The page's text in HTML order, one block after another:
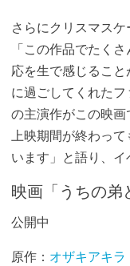
さらにクリスマス
「この作品でたく
応を生で感じるこ
に過ごしてくれた
の主演作がこの映画
上映期間が終わっ
います」と語り、イ
映画「うちの弟
公開中
原作： オザキアキラ